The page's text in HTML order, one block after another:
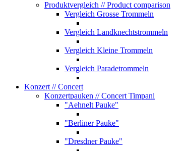
Produktvergleich // Product comparison
Vergleich Grosse Trommeln
Vergleich Landknechtstrommeln
Vergleich Kleine Trommeln
Vergleich Paradetrommeln
Konzert // Concert
Konzertpauken // Concert Timpani
"Aehnelt Pauke"
"Berliner Pauke"
"Dresdner Pauke"